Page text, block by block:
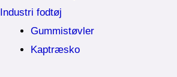
Industri fodtøj
Gummistøvler
Kaptræsko